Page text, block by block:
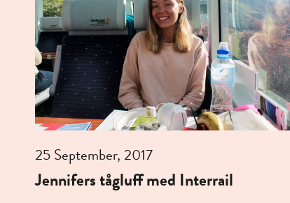
25 September, 2017
Jennifers tågluff med Interrail